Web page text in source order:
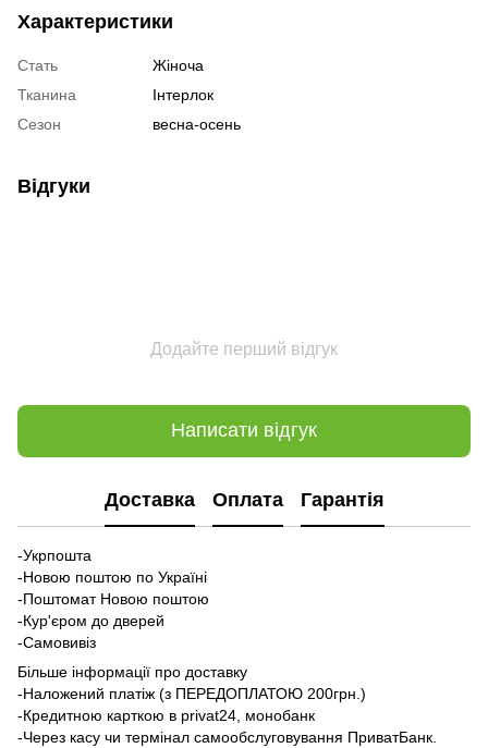
Характеристики
Стать
Жіноча
Тканина
Інтерлок
Сезон
весна-осень
Відгуки
Додайте перший відгук
Написати відгук
Доставка Оплата Гарантія
-Укрпошта
-Новою поштою по Україні
-Поштомат Новою поштою
-Кур'єром до дверей
-Самовивіз
Більше інформації про доставку
-Наложений платіж (з ПЕРЕДОПЛАТОЮ 200грн.)
-Кредитною карткою в privat24, монобанк
-Через касу чи термінал самообслуговування ПриватБанк.